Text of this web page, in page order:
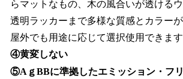
らマットなもの、木の風合いが透ける
透明ラッカーまで多様な質感とカラー
屋外でも用途に応じて選択使用できます
④黄変しない
⑤AｇBBに準拠したエミッション・フ